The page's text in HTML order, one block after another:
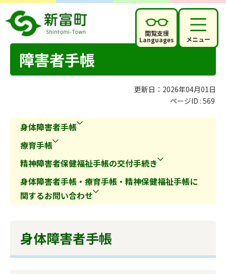
閲覧支援
Languages メニュー
障害者手帳
更新日：2026年04月01日
ページID : 569
身体障害者手帳
療育手帳
精神障害者保健福祉手帳の交付手続き
身体障害者手帳・療育手帳・精神保健福祉手帳に
関するお問い合わせ
身体障害者手帳